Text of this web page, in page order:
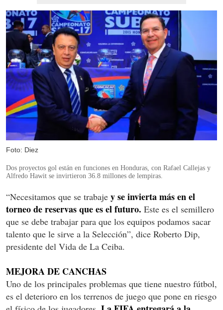
Foto: Diez
Dos proyectos gol están en funciones en Honduras, con Rafael Callejas y
Alfredo Hawit se invirtieron 36.8 millones de lempiras.
“Necesitamos que se trabaje y se invierta más en el
torneo de reservas que es el futuro. Este es el semillero
que se debe trabajar para que los equipos podamos sacar
talento que le sirve a la Selección”, dice Roberto Dip,
presidente del Vida de La Ceiba.
MEJORA DE CANCHAS
Uno de los principales problemas que tiene nuestro fútbol,
es el deterioro en los terrenos de juego que pone en riesgo